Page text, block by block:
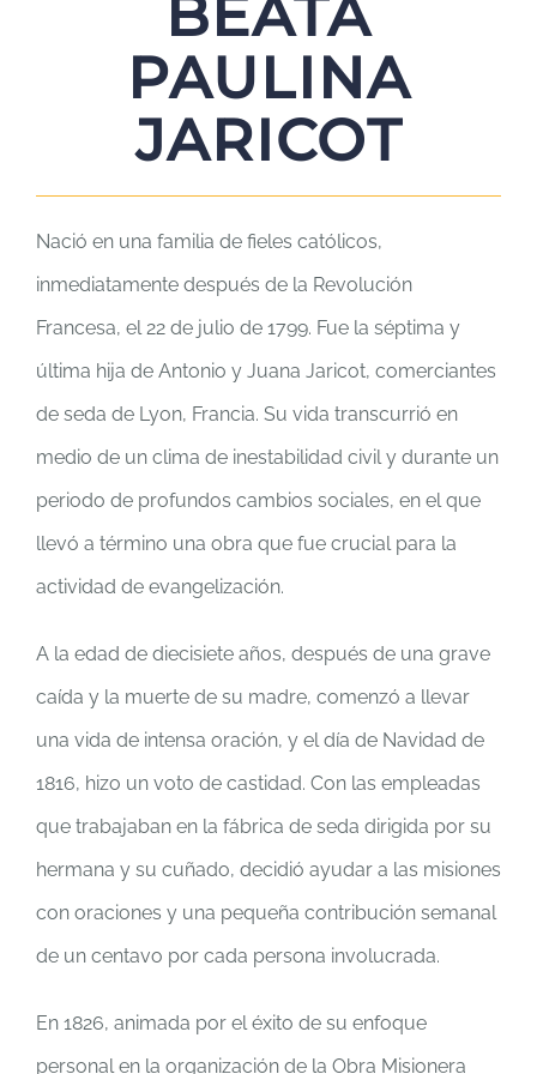
BEATA
PAULINA
JARICOT
Nació en una familia de fieles católicos,
inmediatamente después de la Revolución
Francesa, el 22 de julio de 1799. Fue la séptima y
última hija de Antonio y Juana Jaricot, comerciantes
de seda de Lyon, Francia. Su vida transcurrió en
medio de un clima de inestabilidad civil y durante un
periodo de profundos cambios sociales, en el que
llevó a término una obra que fue crucial para la
actividad de evangelización.
A la edad de diecisiete años, después de una grave
caída y la muerte de su madre, comenzó a llevar
una vida de intensa oración, y el día de Navidad de
1816, hizo un voto de castidad. Con las empleadas
que trabajaban en la fábrica de seda dirigida por su
hermana y su cuñado, decidió ayudar a las misiones
con oraciones y una pequeña contribución semanal
de un centavo por cada persona involucrada.
En 1826, animada por el éxito de su enfoque
personal en la organización de la Obra Misionera